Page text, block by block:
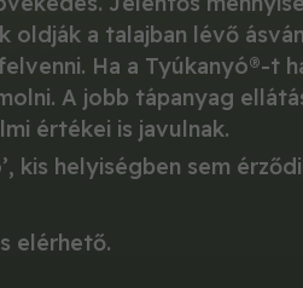
a talajban lévő
Ha a Tyúkanyó®-t
A jobb tápanyag
értékei is javulnak.
kis helyiségben sem
elérhető.